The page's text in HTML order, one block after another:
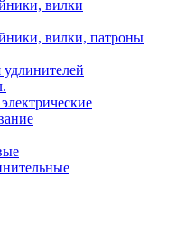
вилки
вилки, патроны